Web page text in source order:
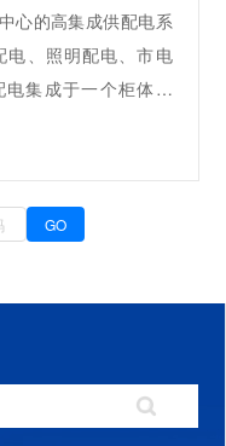
心的高集成供配电系
电、照明配电、市电
电集成于一个柜体当
效节地等特点，可为
绿色供电。 应用领
缘DC等无独立配电间
、医疗、制造等多种
速更换，便于维护
，三柜合一，节约占
出空开，提升运维效
GO